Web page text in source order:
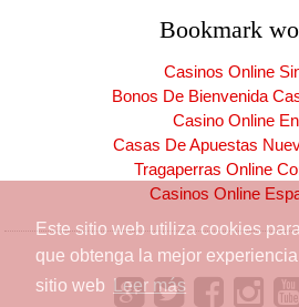
Este sitio web utiliza cookies
que obtenga la mejor
sitio web Leer más
Bookmark
Casinos Online
Bonos De Bienvenida
Casino Online
Casas De Apuestas
Tragaperras Online
Casinos Online